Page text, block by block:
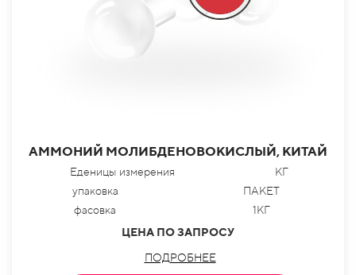
АММОНИЙ МОЛИБДЕНОВОКИСЛЫЙ, КИТАЙ
Еденицы измерения
КГ
упаковка
ПАКЕТ
фасовка
1КГ
ЦЕНА ПО ЗАПРОСУ
ПОДРОБНЕЕ